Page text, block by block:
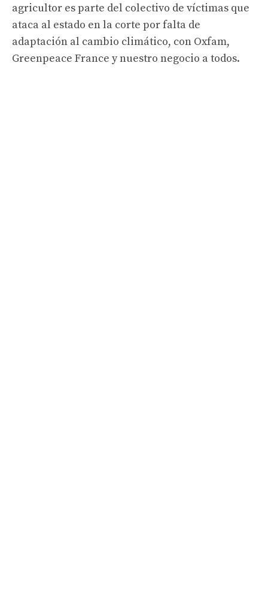
agricultor es parte del colectivo de víctimas que
ataca al estado en la corte por falta de
adaptación al cambio climático, con Oxfam,
Greenpeace France y nuestro negocio a todos.